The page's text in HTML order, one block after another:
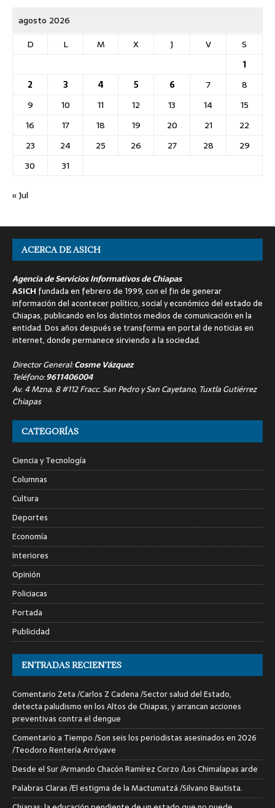
agosto 2026
D
L M X J V
S
1
2
3 4 5 6 7
8
9
10 11 12 13 14
15
16
17 18 19 20 21
22
23
24 25 26 27 28
29
30
31
« Jul
ACERCA DE ASICH
Agencia de Servicios Informativos de Chiapas
ASICH fundada en febrero de 1999, con el fin de generar
información del acontecer político, social y económico del estado de
Chiapas, publicando en los distintos medios de comunicación en la
entidad. Dos años después se transforma en portal de noticias en
internet, donde permanece sirviendo a la sociedad.
Director General:Cosme Vázquez
Teléfono:9611406004
Av. 4 Mzna. 8 #112 Fracc. San Pedro y San Cayetano, Tuxtla Gutiérrez
Chiapas
CATEGORÍAS
Ciencia y Tecnología
Columnas
Cultura
Deportes
Economía
Interiores
Opinión
Policiacas
Portada
Publicidad
ENTRADAS RECIENTES
Comentario Zeta /Carlos Z Cadena /Sector salud del Estado,
detecta paludismo en los Altos de Chiapas, y arrancan acciones
preventivas contra el dengue
Comentario a Tiempo /Son seis los periodistas asesinados en 2026
/Teodoro Rentería Arróyave
Desde el Sur /Armando Chacón Ramírez Corzo /Los Chimalapas arde
Palabras Claras /El estigma de la Mactumatzá /Silvano Bautista.